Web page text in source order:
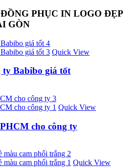
PHỤC IN LOGO ĐẸP
GÒN
Quick View
ty Babibo giá tốt
Quick View
cho công ty
Quick View